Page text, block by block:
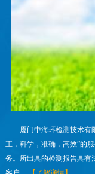
厦门中海环检测技术有
正，科学，准确，高效”的
务。所出具的检测报告具有